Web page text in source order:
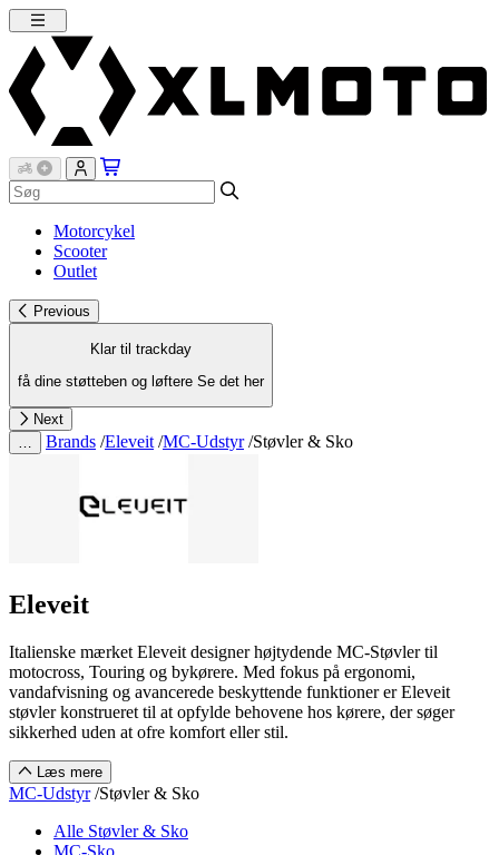
Motorcykel
Scooter
Outlet
Previous
Klar til trackday
få dine støtteben og løftere Se det her
Next
Brands /Eleveit /MC-Udstyr /Støvler & Sko
Eleveit
Italienske mærket Eleveit designer højtydende MC-Støvler til
motocross, Touring og bykørere. Med fokus på ergonomi,
vandafvisning og avancerede beskyttende funktioner er Eleveit
støvler konstrueret til at opfylde behovene hos kørere, der søger
sikkerhed uden at ofre komfort eller stil.
Læs mere
MC-Udstyr /Støvler & Sko
Alle Støvler & Sko
MC-Sko